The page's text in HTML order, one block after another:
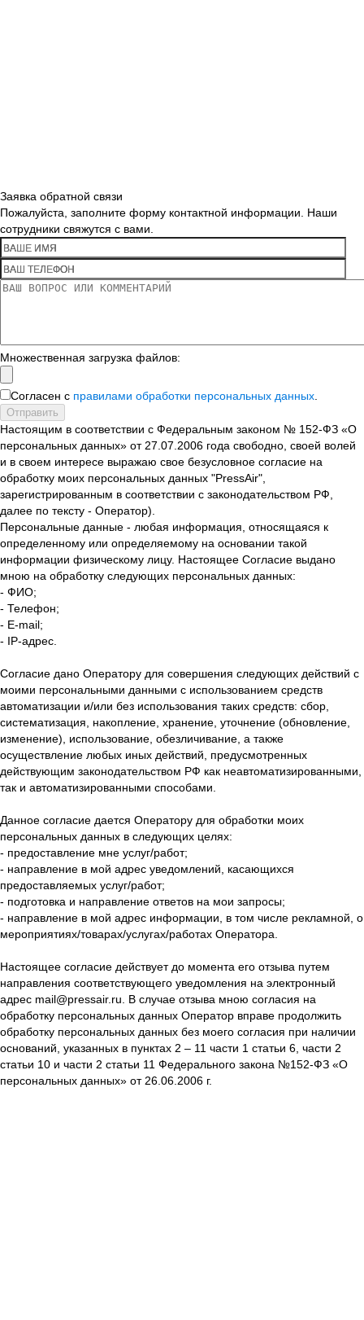
Заявка обратной связи
Пожалуйста, заполните форму контактной информации. Наши
сотрудники свяжутся с вами.
Множественная загрузка файлов:
Согласен с правилами обработки персональных данных
Отправить
Настоящим в соответствии с Федеральным законом № 152-ФЗ «О
персональных данных» от 27.07.2006 года свободно, своей волей
и в своем интересе выражаю свое безусловное согласие на
обработку моих персональных данных "PressAir",
зарегистрированным в соответствии с законодательством РФ,
далее по тексту - Оператор).
Персональные данные - любая информация, относящаяся к
определенному или определяемому на основании такой
информации физическому лицу. Настоящее Согласие выдано
мною на обработку следующих персональных данных:
- ФИО;
- Телефон;
- E-mail;
- IP-адрес.
Согласие дано Оператору для совершения следующих действий с
моими персональными данными с использованием средств
автоматизации и/или без использования таких средств: сбор,
систематизация, накопление, хранение, уточнение (обновление,
изменение), использование, обезличивание, а также
осуществление любых иных действий, предусмотренных
действующим законодательством РФ как неавтоматизированными,
так и автоматизированными способами.
Данное согласие дается Оператору для обработки моих
персональных данных в следующих целях:
- предоставление мне услуг/работ;
- направление в мой адрес уведомлений, касающихся
предоставляемых услуг/работ;
- подготовка и направление ответов на мои запросы;
- направление в мой адрес информации, в том числе рекламной, о
мероприятиях/товарах/услугах/работах Оператора.
Настоящее согласие действует до момента его отзыва путем
направления соответствующего уведомления на электронный
адрес mail@pressair.ru. В случае отзыва мною согласия на
обработку персональных данных Оператор вправе продолжить
обработку персональных данных без моего согласия при наличии
оснований, указанных в пунктах 2 – 11 части 1 статьи 6, части 2
статьи 10 и части 2 статьи 11 Федерального закона №152-ФЗ «О
персональных данных» от 26.06.2006 г.